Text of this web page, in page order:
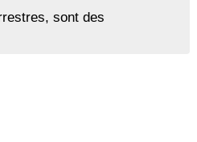
sont des